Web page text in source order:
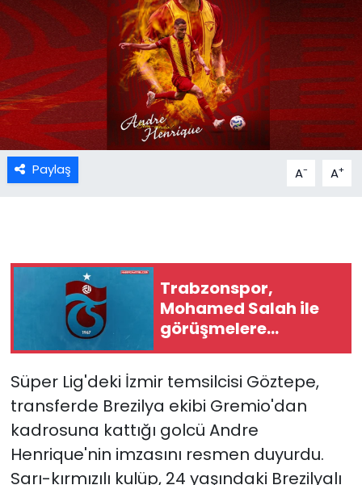
Paylaş A- A+
Trabzonspor,
Mohamed Salah ile
görüşmelere
başladı...
Süper Lig'deki İzmir temsilcisi Göztepe,
transferde Brezilya ekibi Gremio'dan
kadrosuna kattığı golcü Andre
Henrique'nin imzasını resmen duyurdu.
Sarı-kırmızılı kulüp, 24 yaşındaki Brezilyalı